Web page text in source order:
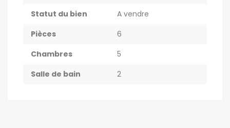
Statut du bien
A vendre
Pièces
6
Chambres
5
Salle de bain
2